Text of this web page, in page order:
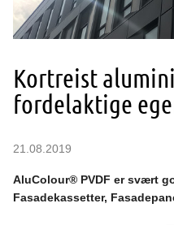
Kortreist
fordelaktige
21.08.2019
AluColour® PVDF er svært
Fasadekassetter,